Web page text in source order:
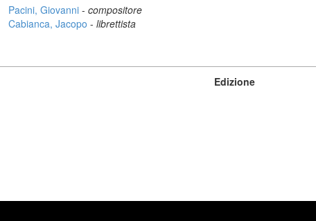
Pacini, Giovanni - compositore
Cabianca, Jacopo - librettista
Edizione